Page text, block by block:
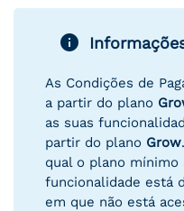
info
As Condições de
a partir do plano
as suas
partir do plano Grow
qual o plano mínimo
funcionalidade está
em que não está